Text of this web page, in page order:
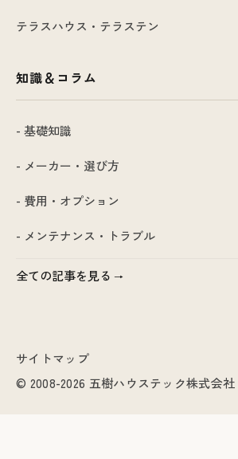
テラスハウス・テラステン
知識＆コラム
- 基礎知識
- メーカー・選び方
- 費用・オプション
- メンテナンス・トラブル
全ての記事を見る
© 2008-2026 五樹ハウステック株式会社
サイトマップ